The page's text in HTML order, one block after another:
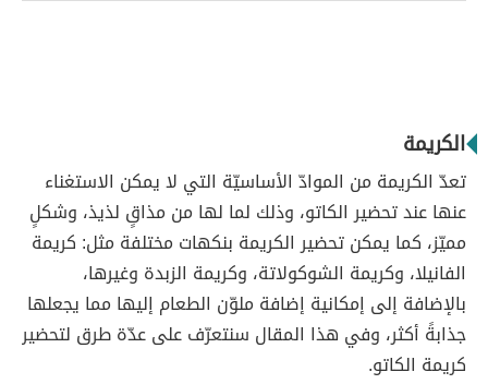
الكريمة
تعدّ الكريمة من الموادّ الأساسيّة التي لا يمكن الاستغناء
عنها عند تحضير الكاتو، وذلك لما لها من مذاقٍ لذيذ، وشكلٍ
مميّز، كما يمكن تحضير الكريمة بنكهات مختلفة مثل: كريمة
الفانيلا، وكريمة الشوكولاتة، وكريمة الزبدة وغيرها،
بالإضافة إلى إمكانية إضافة ملوّن الطعام إليها مما يجعلها
جذابةً أكثر، وفي هذا المقال سنتعرّف على عدّة طرق لتحضير
كريمة الكاتو.